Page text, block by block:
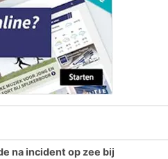
na incident op zee bij